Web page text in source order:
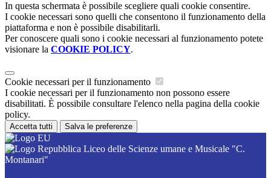
In questa schermata è possibile scegliere quali cookie consentire.
I cookie necessari sono quelli che consentono il funzionamento della
piattaforma e non è possibile disabilitarli.
Per conoscere quali sono i cookie necessari al funzionamento potete
visionare la COOKIE POLICY.
Cookie necessari per il funzionamento
I cookie necessari per il funzionamento non possono essere
disabilitati. È possibile consultare l'elenco nella pagina della cookie
policy.
Accetta tutti Salva le preferenze
Liceo delle Scienze umane e Musicale "C.
Montanari"